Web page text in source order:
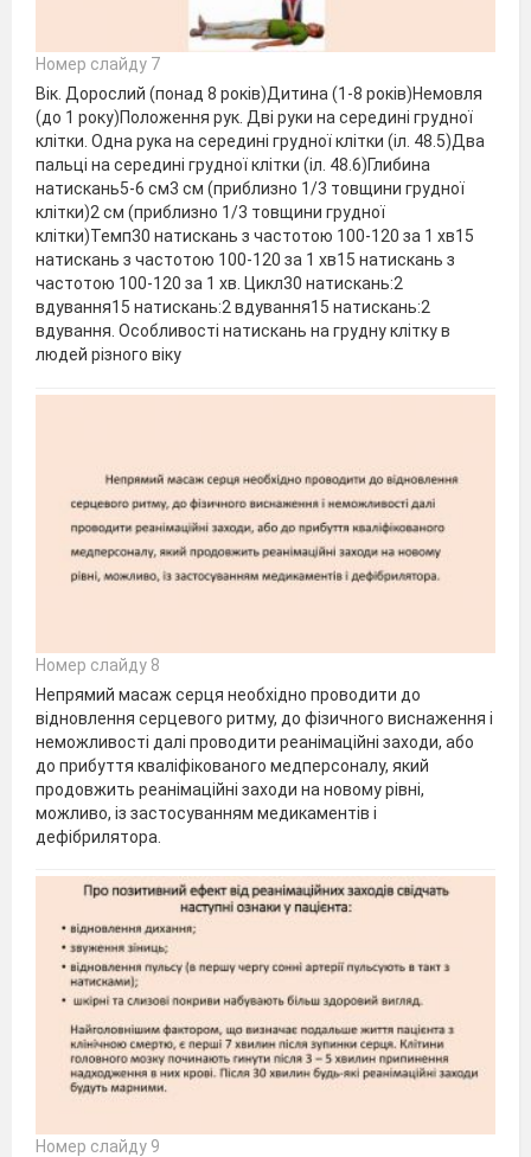
Номер слайду 7
Вік. Дорослий (понад 8 років)Дитина (1-8 років)Немовля
(до 1 року)Положення рук. Дві руки на середині грудної
клітки. Одна рука на середині грудної клітки (іл. 48.5)Два
пальці на середині грудної клітки (іл. 48.6)Глибина
натискань5-6 см3 см (приблизно 1/3 товщини грудної
клітки)2 см (приблизно 1/3 товщини грудної
клітки)Темп30 натискань з частотою 100-120 за 1 хв15
натискань з частотою 100-120 за 1 хв15 натискань з
частотою 100-120 за 1 хв. Цикл30 натискань:2
вдування15 натискань:2 вдування15 натискань:2
вдування. Особливості натискань на грудну клітку в
людей різного віку
Номер слайду 8
Непрямий масаж серця необхідно проводити до
відновлення серцевого ритму, до фізичного виснаження і
неможливості далі проводити реанімаційні заходи, або
до прибуття кваліфікованого медперсоналу, який
продовжить реанімаційні заходи на новому рівні,
можливо, із застосуванням медикаментів і
дефібрилятора.
Номер слайду 9